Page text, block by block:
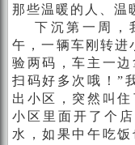
那些温暖的人、温
下 沉第一周，
午，一辆车刚转进
验两码，车主一
扫码好多次哦！”
出小区，突然叫
小区里面开了个
水，如果中午吃饭